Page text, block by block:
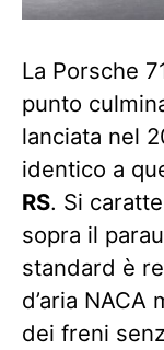
La Porsche
punto
lanciata nel
identico a
RS. Si
sopra il
standard è
d’aria
dei freni